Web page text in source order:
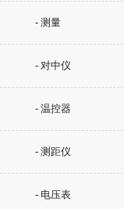
- 测量
- 对中仪
- 温控器
- 测距仪
- 电压表